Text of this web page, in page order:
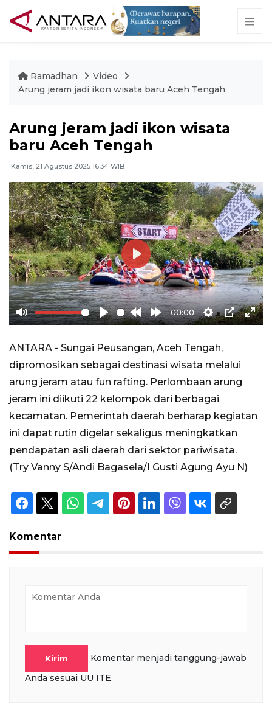
Ramadhan
Video
Arung jeram jadi ikon wisata baru Aceh Tengah
Arung jeram jadi ikon wisata
baru Aceh Tengah
Kamis, 21 Agustus 2025 16:34 WIB
Mute Play
RewindForward
10s
00:00
Settings
PIP
Play
ANTARA - Sungai Peusangan, Aceh Tengah,
dipromosikan sebagai destinasi wisata melalui
arung jeram atau fun rafting. Perlombaan arung
jeram ini diikuti 22 kelompok dari berbagai
kecamatan. Pemerintah daerah berharap kegiatan
ini dapat rutin digelar sekaligus meningkatkan
pendapatan asli daerah dari sektor pariwisata.
(Try Vanny S/Andi Bagasela/I Gusti Agung Ayu N)
Komentar
Kirim
Komentar menjadi tanggung-jawab
Anda sesuai UU ITE.